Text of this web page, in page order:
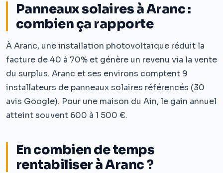
Panneaux solaires à Aranc :
combien ça rapporte
À Aranc, une installation photovoltaïque réduit la
facture de 40 à 70% et génère un revenu via la vente
du surplus. Aranc et ses environs comptent 9
installateurs de panneaux solaires référencés (30
avis Google). Pour une maison du Ain, le gain annuel
atteint souvent 600 à 1 500 €.
En combien de temps
rentabiliser à Aranc ?